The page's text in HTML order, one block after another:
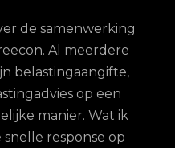
de samenwerking
Al meerdere
belastingaangifte,
op een
manier. Wat ik
snelle response op